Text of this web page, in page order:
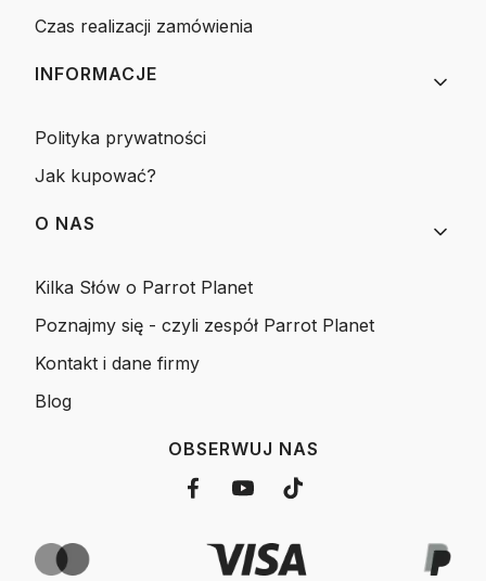
Czas realizacji zamówienia
INFORMACJE
Polityka prywatności
Jak kupować?
O NAS
Kilka Słów o Parrot Planet
Poznajmy się - czyli zespół Parrot Planet
Kontakt i dane firmy
Blog
OBSERWUJ NAS